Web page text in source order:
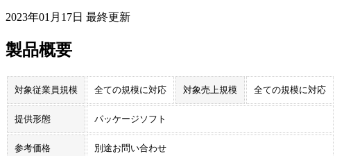
2023年01月17日 最終更新
製品概要
対象従業員規模 全ての規模に対応 対象売上規模 全ての規模に対応
提供形態 パッケージソフト
参考価格 別途お問い合わせ